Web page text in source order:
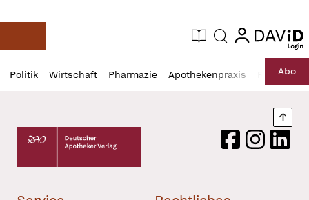
Deutsche Apotheker Zeitung
Aktuelle Ausgabe
Suche login
login
Politik Wirtschaft Pharmazie Apothekenpraxis RechtAbo
Profil
öffnen
Daz
Pur
Deutscher Apotheker Verlag Logo
FacebookInstagram